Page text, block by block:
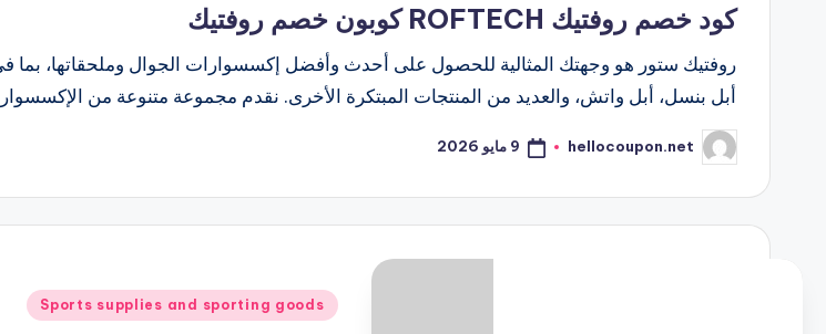
كود خصم روفتيك ROFTECH كوبون خصم روفتيك
روفتيك ستور هو وجهتك المثالية للحصول على أحدث وأفضل إكسسوارات الجوال وملحقاتها، بما
أبل بنسل، أبل واتش، والعديد من المنتجات المبتكرة الأخرى. نقدم مجموعة متنوعة من
تمّ
النشر
hellocoupon.net 9 مايو 2026
نُشرSports supplies and sporting goods